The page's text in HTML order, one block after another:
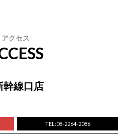
アクセス
線口店
TEL:08-2264-2086